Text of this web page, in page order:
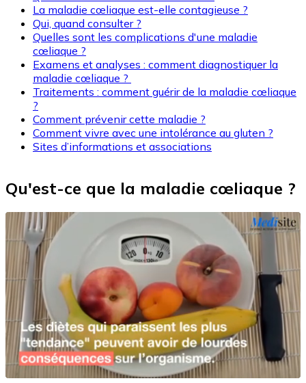
La maladie cœliaque est-elle contagieuse ?
Qui, quand consulter ?
Quelles sont les complications d'une maladie
cœliaque ?
Examens et analyses : comment diagnostiquer la
maladie cœliaque ?
Traitements : comment guérir de la maladie cœliaque
?
Comment prévenir cette maladie ?
Comment vivre avec une intolérance au gluten ?
Sites d’informations et associations
Qu'est-ce que la maladie cœliaque ?